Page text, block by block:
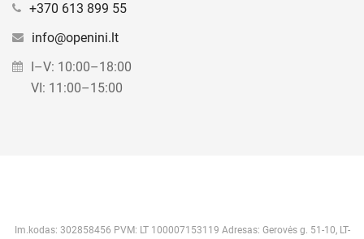
+370 613 899 55
info@openini.lt
I–V: 10:00–18:00
VI: 11:00–15:00
Im.kodas: 302858456 PVM: LT 100007153119 Adresas: Gerovės g. 51-10, LT-